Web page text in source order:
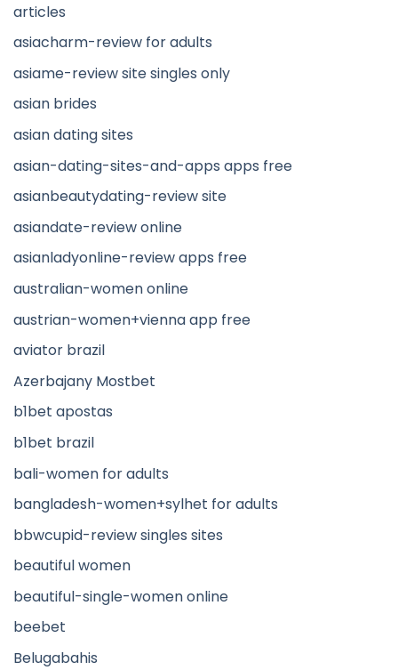
articles
asiacharm-review for adults
asiame-review site singles only
asian brides
asian dating sites
asian-dating-sites-and-apps apps free
asianbeautydating-review site
asiandate-review online
asianladyonline-review apps free
australian-women online
austrian-women+vienna app free
aviator brazil
Azerbajany Mostbet
b1bet apostas
b1bet brazil
bali-women for adults
bangladesh-women+sylhet for adults
bbwcupid-review singles sites
beautiful women
beautiful-single-women online
beebet
Belugabahis